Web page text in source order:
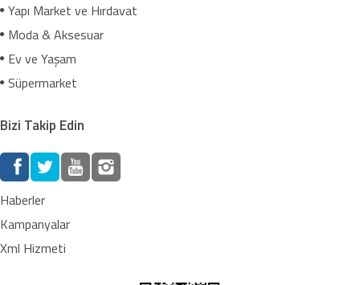
Yapı Market ve Hırdavat
Moda & Aksesuar
Ev ve Yaşam
Süpermarket
Bizi Takip Edin
Haberler
Kampanyalar
Xml Hizmeti